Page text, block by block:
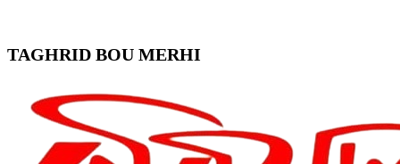
TAGHRID BOU MERHI